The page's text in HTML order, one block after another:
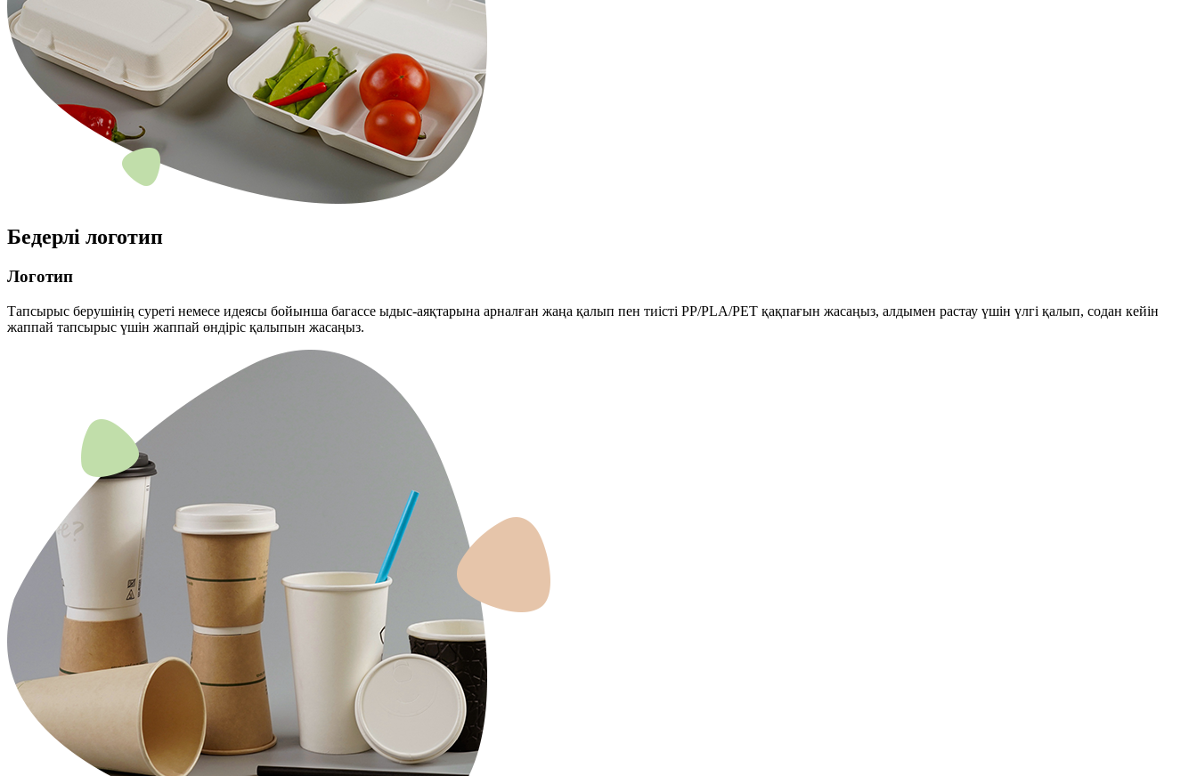
Бедерлі логотип
Логотип
Тапсырыс берушінің суреті немесе идеясы бойынша багассе ыдыс-аяқтарына арналған жаңа қалып пен тиісті PP/PLA/PET қақпағын жасаңыз, алдымен растау үшін үлгі қалып, содан кейін
жаппай тапсырыс үшін жаппай өндіріс қалыпын жасаңыз.